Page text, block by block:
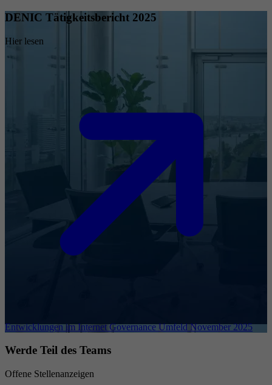
DENIC Tätigkeitsbericht 2025
Hier lesen
Entwicklungen im Internet Governance Umfeld November 2025
Werde Teil des Teams
Offene Stellenanzeigen